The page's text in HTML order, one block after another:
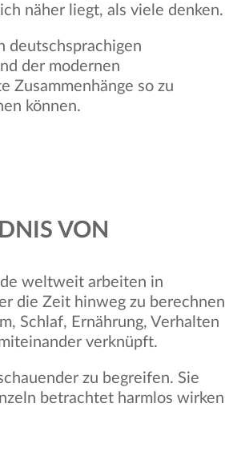
näher liegt, als viele denken.
deutschsprachigen
der modernen
Zusammenhänge so zu
können.
VON
weltweit arbeiten in
die Zeit hinweg zu berechnen
Schlaf, Ernährung, Verhalten
verknüpft.
zu begreifen. Sie
betrachtet harmlos wirken